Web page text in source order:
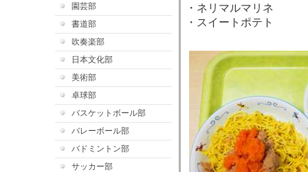
園芸部
書道部
吹奏楽部
日本文化部
美術部
卓球部
バスケットボール部
バレーボール部
バドミントン部
サッカー部
・ネリマルマリネ
・スイートポテト